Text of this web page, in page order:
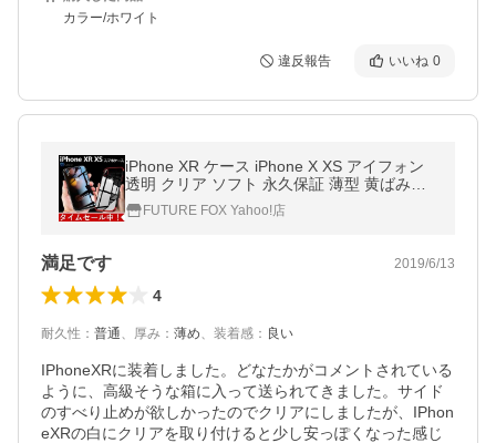
カラー/ホワイト
違反報告 いいね 0
iPhone XR ケース iPhone X XS アイフォン
透明 クリア ソフト 永久保証 薄型 黄ばみ防
止 ワイヤレス充電対応 ドイツ製TPU素材 送
料無料
FUTURE FOX Yahoo!店
満足です 2019/6/13
4
耐久性 ： 普通、 厚み ： 薄め、 装着感 ： 良い
IPhoneXRに装着しました。どなたかがコメントされている
ように、高級そうな箱に入って送られてきました。サイド
のすべり止めが欲しかったのでクリアにしましたが、IPhon
eXRの白にクリアを取り付けると少し安っぽくなった感じ